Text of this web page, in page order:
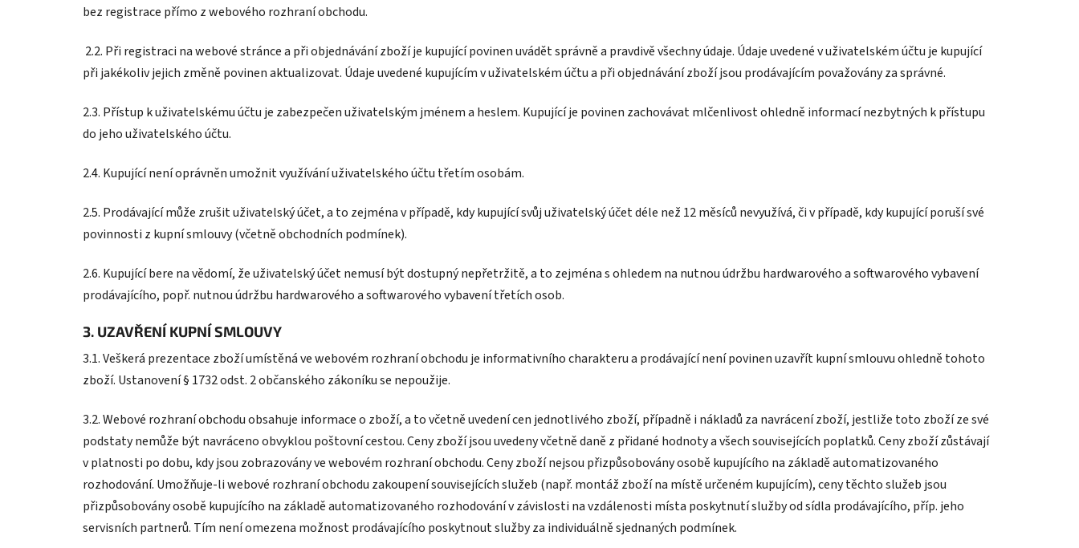
bez registrace přímo z webového rozhraní obchodu.
2.2. Při registraci na webové stránce a při objednávání zboží je kupující povinen uvádět správně a pravdivě všechny údaje. Údaje uvedené v uživatelském účtu je kupující
při jakékoliv jejich změně povinen aktualizovat. Údaje uvedené kupujícím v uživatelském účtu a při objednávání zboží jsou prodávajícím považovány za správné.
2.3. Přístup k uživatelskému účtu je zabezpečen uživatelským jménem a heslem. Kupující je povinen zachovávat mlčenlivost ohledně informací nezbytných k přístupu
do jeho uživatelského účtu.
2.4. Kupující není oprávněn umožnit využívání uživatelského účtu třetím osobám.
2.5. Prodávající může zrušit uživatelský účet, a to zejména v případě, kdy kupující svůj uživatelský účet déle než 12 měsíců nevyužívá, či v případě, kdy kupující poruší své
povinnosti z kupní smlouvy (včetně obchodních podmínek).
2.6. Kupující bere na vědomí, že uživatelský účet nemusí být dostupný nepřetržitě, a to zejména s ohledem na nutnou údržbu hardwarového a softwarového vybavení
prodávajícího, popř. nutnou údržbu hardwarového a softwarového vybavení třetích osob.
3. UZAVŘENÍ KUPNÍ SMLOUVY
3.1. Veškerá prezentace zboží umístěná ve webovém rozhraní obchodu je informativního charakteru a prodávající není povinen uzavřít kupní smlouvu ohledně tohoto
zboží. Ustanovení § 1732 odst. 2 občanského zákoníku se nepoužije.
3.2. Webové rozhraní obchodu obsahuje informace o zboží, a to včetně uvedení cen jednotlivého zboží, případně i nákladů za navrácení zboží, jestliže toto zboží ze své
podstaty nemůže být navráceno obvyklou poštovní cestou. Ceny zboží jsou uvedeny včetně daně z přidané hodnoty a všech souvisejících poplatků. Ceny zboží zůstávají
v platnosti po dobu, kdy jsou zobrazovány ve webovém rozhraní obchodu. Ceny zboží nejsou přizpůsobovány osobě kupujícího na základě automatizovaného
rozhodování. Umožňuje-li webové rozhraní obchodu zakoupení souvisejících služeb (např. montáž zboží na místě určeném kupujícím), ceny těchto služeb jsou
přizpůsobovány osobě kupujícího na základě automatizovaného rozhodování v závislosti na vzdálenosti místa poskytnutí služby od sídla prodávajícího, příp. jeho
servisních partnerů. Tím není omezena možnost prodávajícího poskytnout služby za individuálně sjednaných podmínek.